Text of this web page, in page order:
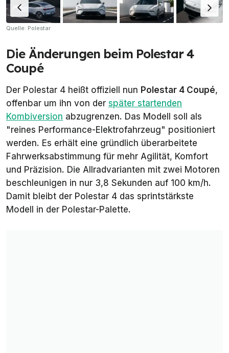
Quelle: Polestar
Die Änderungen beim Polestar 4
Coupé
Der Polestar 4 heißt offiziell nun Polestar 4 Coupé,
offenbar um ihn von der später startenden
Kombiversion abzugrenzen. Das Modell soll als
"reines Performance-Elektrofahrzeug" positioniert
werden. Es erhält eine gründlich überarbeitete
Fahrwerksabstimmung für mehr Agilität, Komfort
und Präzision. Die Allradvarianten mit zwei Motoren
beschleunigen in nur 3,8 Sekunden auf 100 km/h.
Damit bleibt der Polestar 4 das sprintstärkste
Modell in der Polestar-Palette.